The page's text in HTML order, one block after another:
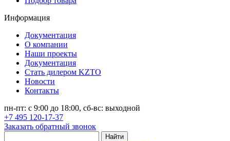
Информация
Документация
О компании
Наши проекты
Документация
Стать дилером KZTO
Новости
Контакты
пн-пт: с 9:00 до 18:00, сб-вс: выходной
+7 495 120-17-37
Заказать обратный звонок
Найти